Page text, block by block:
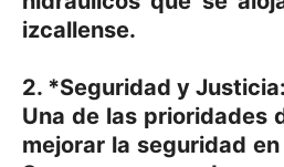
izcallense.
2. *Seguridad y
Una de las prioridades
mejorar la seguridad